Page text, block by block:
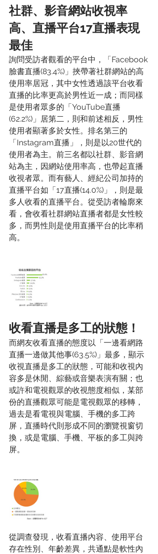
社群、影音網站收視率
高、直播平台17直播表現
最佳
詢問受訪者觀看的平台中，「Facebook
臉書直播(83.4%)」挾帶著社群網站的高
使用率居冠，其中女性透過該平台收看
直播的比率更高於男性近一成；而同樣
是使用者眾多的「YouTube直播
(62.2%)」居第二，則和前述相反，男性
使用者顯著多於女性。排名第三的
「Instagram直播」，則是以20世代的
使用者為主。前三名都以社群、影音網
站為主，因網站使用率高，也帶起直播
收視者眾。而有藝人、經紀公司加持的
直播平台如「17直播(14.0%)」，則是最
多人收看的直播平台。從受訪者輪廓來
看，會收看社群網站直播者都是女性較
多，而男性則是使用直播平台的比率稍
高。
收看直播是多工的狀態！
而網友收看直播的態度以「一邊看網路
直播一邊做其他事(63.5%)」最多，顯示
收視直播是多工的狀態，可能和收視內
容多是休閒、綜藝或音樂表演有關；也
或許和電視觀眾的收視態度相似，某部
份的直播觀眾可能是電視觀眾的移轉，
過去是看電視與電腦、手機的多工跨
屏，直播時代則形成不同的瀏覽視窗切
換，或是電腦、手機、平板的多工與跨
屏。
從調查發現，收看直播內容、使用平台
存在性別、年齡差異，共通點是軟性內